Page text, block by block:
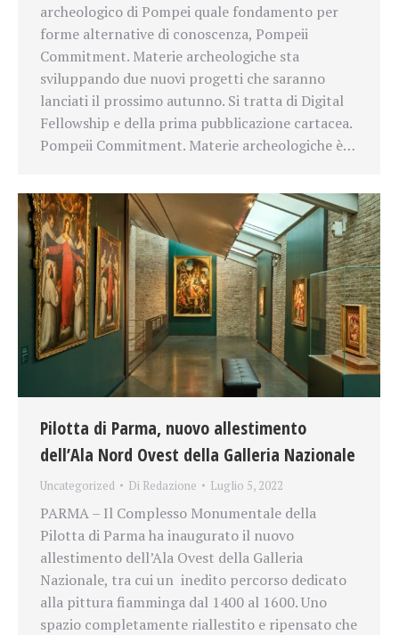
archeologico di Pompei quale fondamento per
forme alternative di conoscenza, Pompeii
Commitment. Materie archeologiche sta
sviluppando due nuovi progetti che saranno
lanciati il prossimo autunno. Si tratta di Digital
Fellowship e della prima pubblicazione cartacea.
Pompeii Commitment. Materie archeologiche è…
Pilotta di Parma, nuovo allestimento
dell’Ala Nord Ovest della Galleria Nazionale
Uncategorized Di Redazione Luglio 5, 2022
PARMA – Il Complesso Monumentale della
Pilotta di Parma ha inaugurato il nuovo
allestimento dell’Ala Ovest della Galleria
Nazionale, tra cui un inedito percorso dedicato
alla pittura fiamminga dal 1400 al 1600. Uno
spazio completamente riallestito e ripensato che